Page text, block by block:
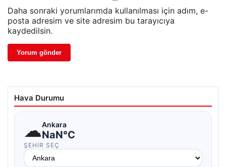
Daha sonraki yorumlarımda kullanılması için adım, e-
posta adresim ve site adresim bu tarayıcıya
kaydedilsin.
Hava Durumu
☁Ankara
NaN°C
ŞEHIR SEÇ